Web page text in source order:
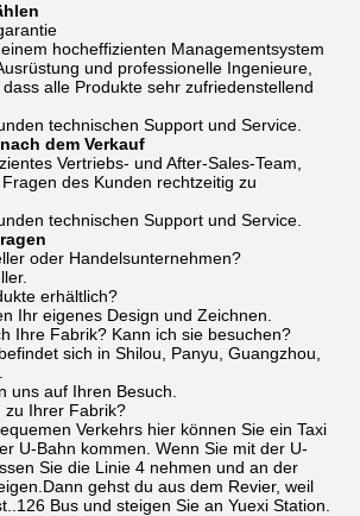
hocheffizienten Managementsystem
und professionelle Ingenieure,
alle Produkte sehr zufriedenstellend
technischen Support und Service.
dem Verkauf
Vertriebs- und After-Sales-Team,
des Kunden rechtzeitig zu
technischen Support und Service.
oder Handelsunternehmen?
erhältlich?
Ihr eigenes Design und Zeichnen.
Ihre Fabrik? Kann ich sie besuchen?
sich in Shilou, Panyu, Guangzhou,
uns auf Ihren Besuch.
zu Ihrer Fabrik?
Verkehrs hier können Sie ein Taxi
U-Bahn kommen. Wenn Sie mit der U-
Sie die Linie 4 nehmen und an der
gehst du aus dem Revier, weil
Bus und steigen Sie an Yuexi Station.